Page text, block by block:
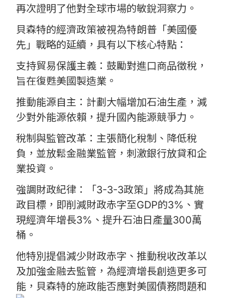
再次證明了他對全球市場的敏銳洞察力。
貝森特的經濟政策被視為特朗普「美國優
先」戰略的延續，具有以下核心特點：
支持貿易保護主義：鼓勵對進口商品徵稅，
旨在復甦美國製造業。
推動能源自主：計劃大幅增加石油生產，減
少對外能源依賴，提升國內能源競爭力。
稅制與監管改革：主張簡化稅制、降低稅
負，並放鬆金融業監管，刺激銀行放貸和企
業投資。
強調財政紀律：「3-3-3政策」將成為其施
政目標，即削減財政赤字至GDP的3%、實
現經濟年增長3%、提升石油日產量300萬
桶。
他特別提倡減少財政赤字、推動稅收改革以
及加強金融去監管，為經濟增長創造更多可
能，貝森特的施政能否應對美國債務問題和